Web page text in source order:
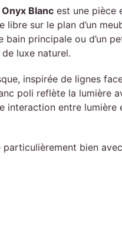
Blanc est une pièce
libre sur le plan d’un
bain principale ou
luxe naturel.
inspirée de lignes
poli reflète la lumière
interaction entre
particulièrement bien